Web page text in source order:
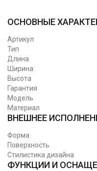
ОСНОВНЫЕ
Артикул
Тип
Длина
Ширина
Высота
Гарантия
Модель
Материал
ВНЕШНЕЕ
Форма
Поверхность
Стилистика дизайна
ФУНКЦИИ И